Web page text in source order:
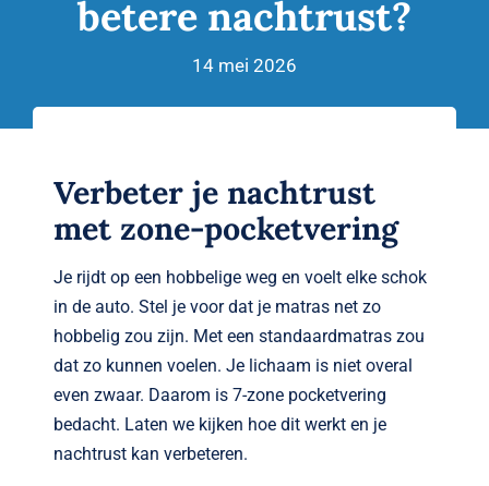
Nieuws
Contact
betere nachtrust?
14 mei 2026
Verbeter je nachtrust
met zone-pocketvering
Je rijdt op een hobbelige weg en voelt elke schok
in de auto. Stel je voor dat je matras net zo
hobbelig zou zijn. Met een standaardmatras zou
dat zo kunnen voelen. Je lichaam is niet overal
even zwaar. Daarom is 7-zone pocketvering
bedacht. Laten we kijken hoe dit werkt en je
nachtrust kan verbeteren.